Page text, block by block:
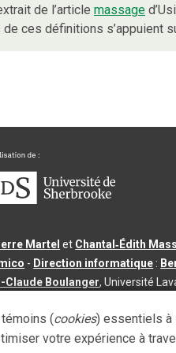
de l’article massage
de ces définitions s’appuient
Martel et Chantal‑Édith
- Direction informatique :
Claude Boulanger, Université
|3.2.2- Dernière mise à
(cookies) essentiels à
votre expérience à